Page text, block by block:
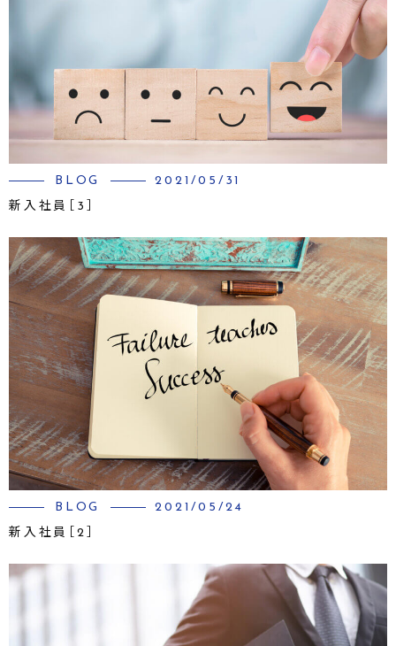
BLOG
2021/05/31
新入社員［3］
BLOG
2021/05/24
新入社員［2］